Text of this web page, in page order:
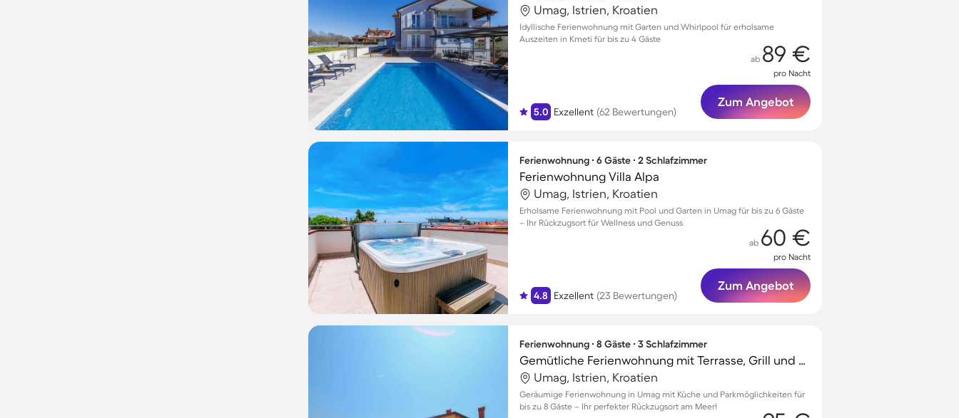
Umag, Istrien, Kroatien
Idyllische Ferienwohnung mit Garten und Whirlpool für erholsame
Auszeiten in Kmeti für bis zu 4 Gäste
5.0 Exzellent (62 Bewertungen)
ab 89 €
pro Nacht
Zum Angebot
Ferienwohnung ∙ 6 Gäste ∙ 2 Schlafzimmer
Ferienwohnung Villa Alpa
Umag, Istrien, Kroatien
Erholsame Ferienwohnung mit Pool und Garten in Umag für bis zu 6 Gäste
– Ihr Rückzugsort für Wellness und Genuss
4.8 Exzellent (23 Bewertungen)
ab 60 €
pro Nacht
Zum Angebot
Ferienwohnung ∙ 8 Gäste ∙ 3 Schlafzimmer
Gemütliche Ferienwohnung mit Terrasse, Grill und Garten
Umag, Istrien, Kroatien
Geräumige Ferienwohnung in Umag mit Küche und Parkmöglichkeiten für
bis zu 8 Gäste – Ihr perfekter Rückzugsort am Meer!